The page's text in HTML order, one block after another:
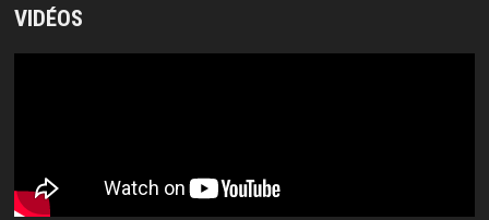
VIDÉOS